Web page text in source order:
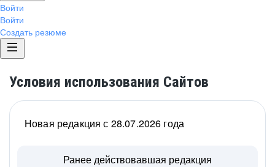
Войти
Войти
Создать резюме
Условия использования Сайтов
Новая редакция с 28.07.2026 года
Ранее действовавшая редакция